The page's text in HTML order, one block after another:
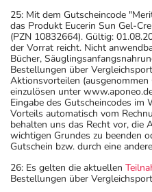
25: Mit dem Gutscheincode
das Produkt Eucerin Sun Gel-
(PZN 10832664). Gültig:
der Vorrat reicht. Nicht
Bücher,
Bestellungen über
Aktionsvorteilen
einzulösen unter
Eingabe des Gutscheincodes
Vorteils automatisch vom
behalten uns das Recht vor, die
wichtigen Grundes zu beenden
Gutschein bzw. durch eine
26: Es gelten die aktuellen
Bestellungen über